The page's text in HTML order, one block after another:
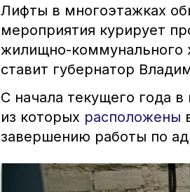
Лифты в многоэтажках
мероприятия курирует
жилищно-коммунального
ставит губернатор
С начала текущего года
из которых расположены
завершению работы по